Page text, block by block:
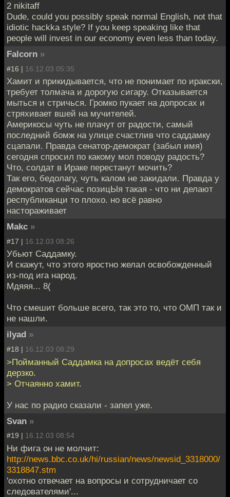
2 nikitaff
Dude, could you possibly speak normal English, not that
idiotic hackka style? If you keep speaking like that
people will invest in our economy even less than today.
Falcorn »
#16 | 16.12.03 05:35
Хамит и прикидывается, что не понимает по иракски,
требует толмача и дорогую сигару. Отказывается
мыться и стричься. Громко пукает на допросах и
стряхивает вшей на мучителей.
Америкосы чуть не плачут от радости, самый
последний бомж на улице счастлив что саддамку
сцапали. Правда сенатор-демократ (забыл имя)
сегодня спросил по какому мол поводу радость?
Что, солдат в Ираке перестанут мочить?
Так его, бедолагу, чуть калом не закидали. Правда у
демократов сейчас позицЫя такая - что ни делают
республиканци то плохо. но всё равно
настораживает
Makc »
#17 | 16.12.03 08:26
Убьют Саддамку.
И скажут, что этого яростно желал освобожденный
из-под ига народ.
Мдяяя... 8(
Что смешит больше всего, так это то, что ОМП так и
не нашли.
ilyad »
#18 | 16.12.03 08:29
>Пойманный Саддамка на допросах ведёт себя
дерзко.
> Отчаянно хамит.
У нас по радио сказали - запел уже.
Svan »
#19 | 16.12.03 08:54
Ни фига он не молчит:
http://news.bbc.co.uk/hi/russian/news/newsid_3318000/
3318847.stm
'охотно отвечает на вопросы и сотрудничает со
следователями'...